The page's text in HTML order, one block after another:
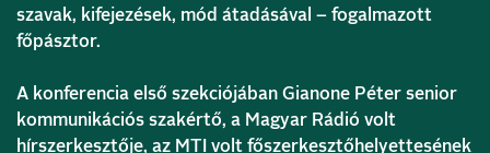
szavak, kifejezések, mód átadásával – fogalmazott
főpásztor.
A konferencia első szekciójában Gianone Péter senior
kommunikációs szakértő, a Magyar Rádió volt
hírszerkesztője, az MTI volt főszerkesztőhelyettesének